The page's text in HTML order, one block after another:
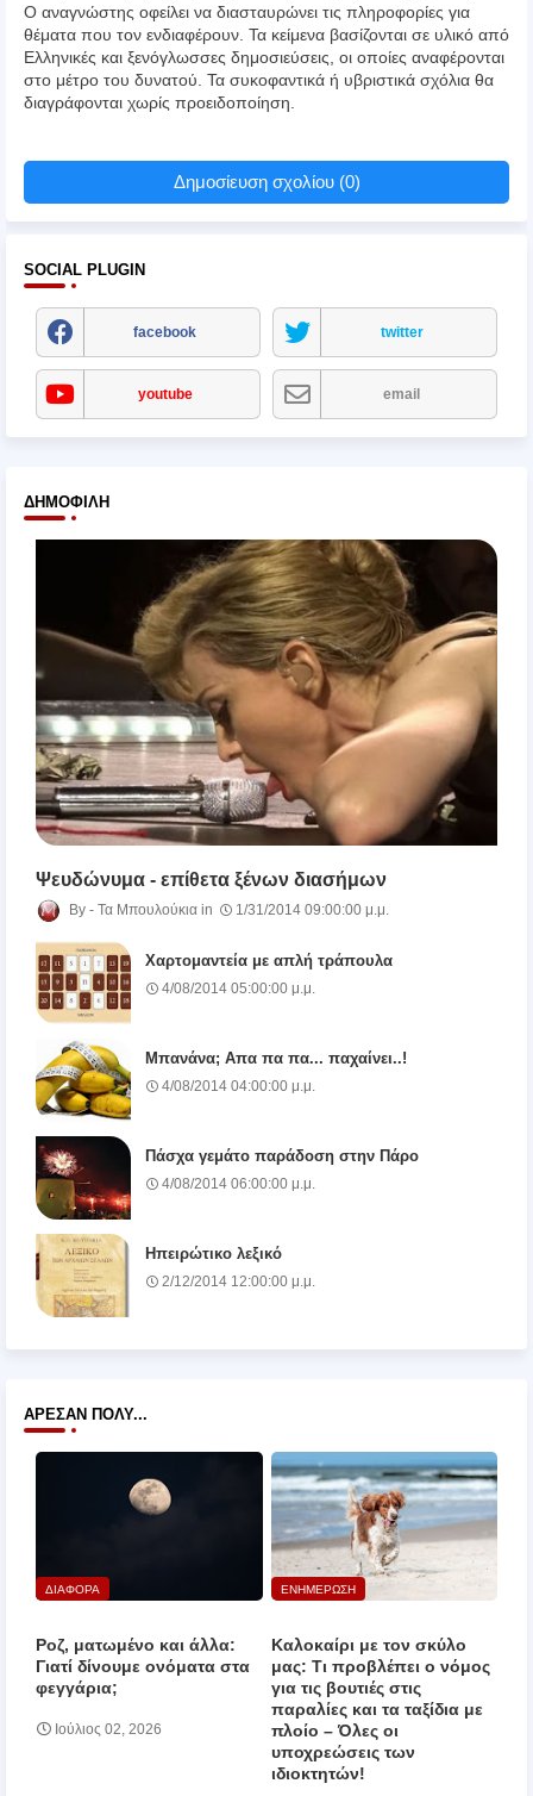
Ο αναγνώστης οφείλει να διασταυρώνει τις πληροφορίες για
θέματα που τον ενδιαφέρουν. Τα κείμενα βασίζονται σε υλικό από
Ελληνικές και ξενόγλωσσες δημοσιεύσεις, οι οποίες αναφέρονται
στο μέτρο του δυνατού. Τα συκοφαντικά ή υβριστικά σχόλια θα
διαγράφονται χωρίς προειδοποίηση.
Δημοσίευση σχολίου (0)
SOCIAL PLUGIN
facebook twitter
youtube email
ΔΗΜΟΦΙΛΉ
Ψευδώνυμα - επίθετα ξένων διασήμων
Τα Μπουλούκια 1/31/2014 09:00:00 μ.μ.
Χαρτομαντεία με απλή τράπουλα
4/08/2014 05:00:00 μ.μ.
Μπανάνα; Απα πα πα... παχαίνει..!
4/08/2014 04:00:00 μ.μ.
Πάσχα γεμάτο παράδοση στην Πάρο
4/08/2014 06:00:00 μ.μ.
Ηπειρώτικο λεξικό
2/12/2014 12:00:00 μ.μ.
ΆΡΕΣΑΝ ΠΟΛΎ...
ΔΙΑΦΟΡΑ
Ροζ, ματωμένο και άλλα:
Γιατί δίνουμε ονόματα στα
φεγγάρια;
Ιούλιος 02, 2026
ΕΝΗΜΕΡΩΣΗ
Καλοκαίρι με τον σκύλο
μας: Τι προβλέπει ο νόμος
για τις βουτιές στις
παραλίες και τα ταξίδια με
πλοίο – Όλες οι
υποχρεώσεις των
ιδιοκτητών!